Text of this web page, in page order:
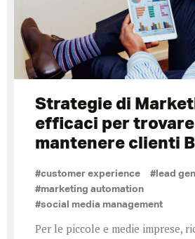
Strategie di
efficaci per
mantenere clienti
#customer experience #lead
#marketing automation
#social media management
Per le piccole e medie imprese,